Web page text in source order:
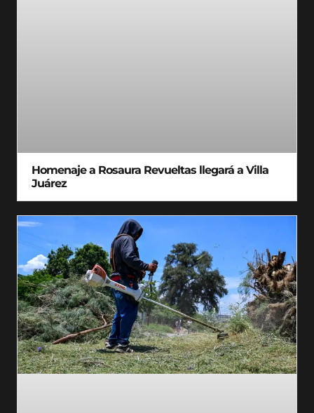
Homenaje a Rosaura Revueltas llegará a Villa
Juárez